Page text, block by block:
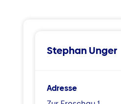
Stephan Unger
Adresse